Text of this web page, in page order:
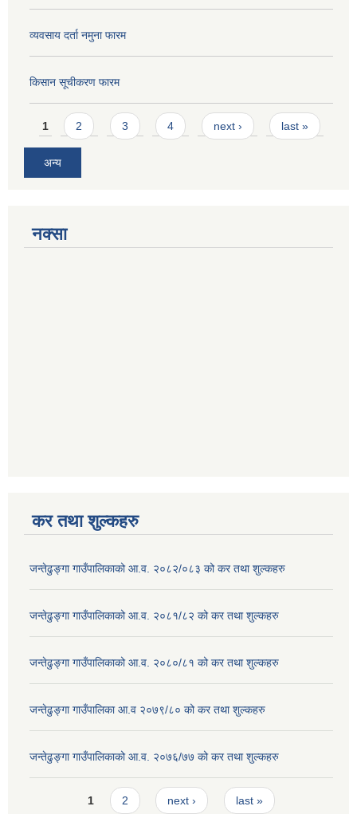
व्यवसाय दर्ता नमुना फारम
किसान सूचीकरण फारम
Pages
1 2 3 4 next › last »
अन्य
नक्सा
कर तथा शुल्कहरु
जन्तेढुङ्गा गाउँपालिकाको आ.व. २०८२/०८३ को कर तथा शुल्कहरु
जन्तेढुङ्गा गाउँपालिकाको आ.व. २०८१/८२ को कर तथा शुल्कहरु
जन्तेढुङ्गा गाउँपालिकाको आ.व. २०८०/८१ को कर तथा शुल्कहरु
जन्तेढुङ्गा गाउँपालिका आ.व २०७९/८० को कर तथा शुल्कहरु
जन्तेढुङ्गा गाउँपालिकाको आ.व. २०७६/७७ को कर तथा शुल्कहरु
Pages1 2 next › last »